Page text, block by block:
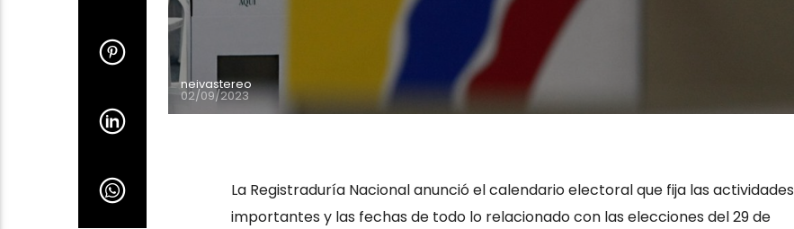
neivastereo
02/09/2023
La Registraduría Nacional anunció el calendario electoral que fija las actividades
importantes y las fechas de todo lo relacionado con las elecciones del 29 de